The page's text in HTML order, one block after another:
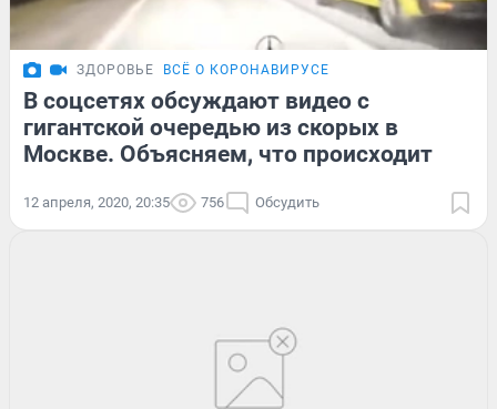
ЗДОРОВЬЕ ВСЁ О КОРОНАВИРУСЕ
В соцсетях обсуждают видео с
гигантской очередью из скорых в
Москве. Объясняем, что происходит
12 апреля, 2020, 20:35 756 Обсудить